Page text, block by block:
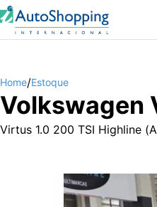
Home/Estoque
Volkswagen
Virtus 1.0 200 TSI Highline